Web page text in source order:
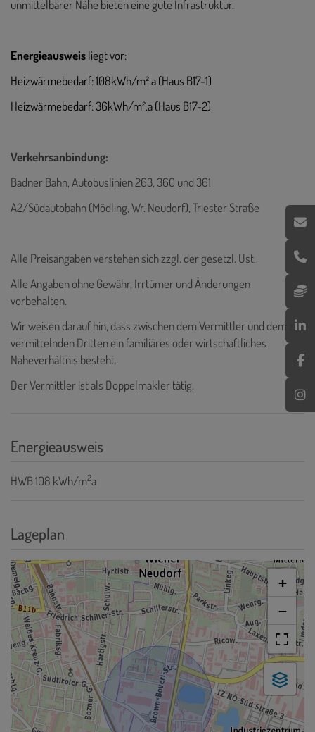
unmittelbarer Nähe bieten eine gute Infrastruktur.
Energieausweisliegt vor:
Heizwärmebedarf: 108kWh/m².a (Haus B17-1)
Heizwärmebedarf: 36kWh/m².a (Haus B17-2)
Verkehrsanbindung:
Badner Bahn, Autobuslinien 263, 360 und 361
A2/Südautobahn (Mödling, Wr. Neudorf), Triester Straße
Alle Preisangaben verstehen sich zzgl. der gesetzl. Ust.
Alle Angaben ohne Gewähr, Irrtümer und Änderungen
vorbehalten.
Wir weisen darauf hin, dass zwischen dem Vermittler und dem zu
vermittelnden Dritten ein familiäres oder wirtschaftliches
Naheverhältnis besteht.
Der Vermittler ist als Doppelmakler tätig.
Energieausweis
HWB108 kWh/m2a
Lageplan
+
−